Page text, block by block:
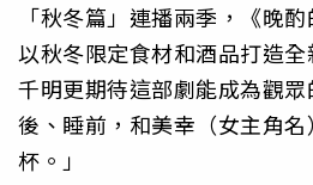
「秋冬篇」連播兩季，《晚
以秋冬限定食材和酒品打造
千明更期待這部劇能成為觀
後、睡前，和美幸（女主角
杯。」